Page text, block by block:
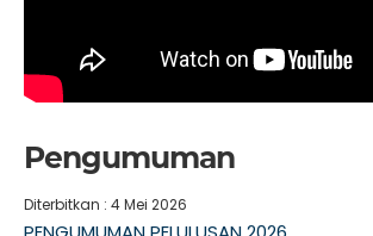
Pengumuman
Diterbitkan : 4 Mei 2026